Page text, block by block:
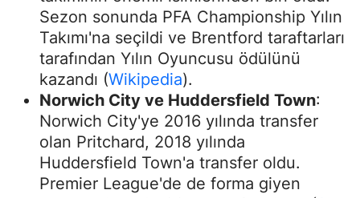
Sezon sonunda PFA Championship Yılın
Takımı'na seçildi ve Brentford taraftarları
tarafından Yılın Oyuncusu ödülünü
kazandı​ (Wikipedia)​.
Norwich City ve Huddersfield Town:
Norwich City'ye 2016 yılında transfer
olan Pritchard, 2018 yılında
Huddersfield Town'a transfer oldu.
Premier League'de de forma giyen